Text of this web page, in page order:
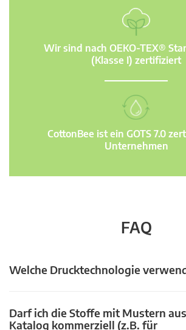
Wir sind nach OEKO-TEX®
(Klasse I) zertifiziert
CottonBee ist ein GOTS 7.0
Unternehmen
FAQ
Welche Drucktechnologie
Darf ich die Stoffe mit Mustern
Katalog kommerziell (z.B. für